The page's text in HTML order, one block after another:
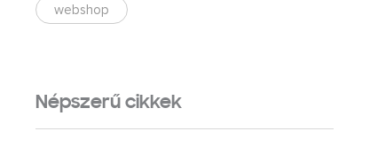
webshop
Népszerű cikkek